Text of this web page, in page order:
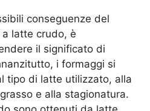
conseguenze del
latte crudo, è
il significato di
i formaggi si
tipo di latte utilizzato, alla
e alla stagionatura.